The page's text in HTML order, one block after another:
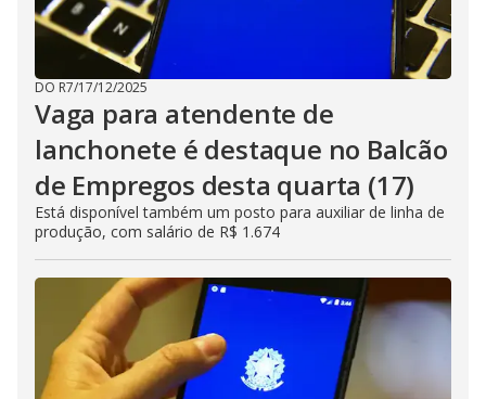
DO R7/17/12/2025
Vaga para atendente de
lanchonete é destaque no Balcão
de Empregos desta quarta (17)
Está disponível também um posto para auxiliar de linha de
produção, com salário de R$ 1.674